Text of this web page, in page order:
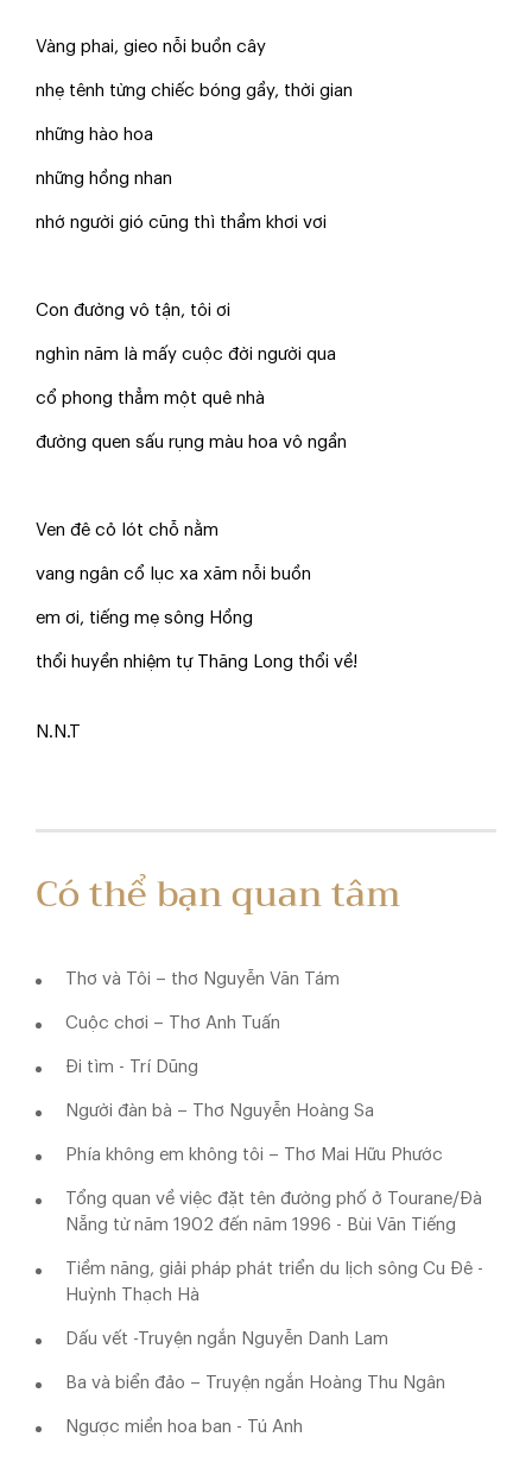
Vàng phai, gieo nỗi buồn cây
nhẹ tênh từng chiếc bóng gầy, thời gian
những hào hoa
những hồng nhan
nhớ người gió cũng thì thầm khơi vơi
Con đường vô tận, tôi ơi
nghìn năm là mấy cuộc đời người qua
cổ phong thẳm một quê nhà
đường quen sấu rụng màu hoa vô ngần
Ven đê cỏ lót chỗ nằm
vang ngân cổ lục xa xăm nỗi buồn
em ơi, tiếng mẹ sông Hồng
thổi huyền nhiệm tự Thăng Long thổi về!
N.N.T
Có thể bạn quan tâm
Thơ và Tôi – thơ Nguyễn Văn Tám
Cuộc chơi – Thơ Anh Tuấn
Đi tìm - Trí Dũng
Người đàn bà – Thơ Nguyễn Hoàng Sa
Phía không em không tôi – Thơ Mai Hữu Phước
Tổng quan về việc đặt tên đường phố ở Tourane/Đà
Nẵng từ năm 1902 đến năm 1996 - Bùi Văn Tiếng
Tiềm năng, giải pháp phát triển du lịch sông Cu Đê -
Huỳnh Thạch Hà
Dấu vết -Truyện ngắn Nguyễn Danh Lam
Ba và biển đảo – Truyện ngắn Hoàng Thu Ngân
Ngược miền hoa ban - Tú Anh